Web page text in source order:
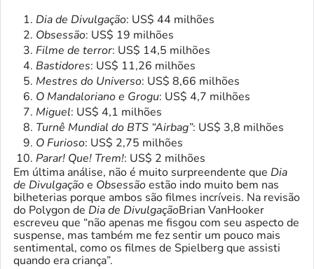
Dia de Divulgação: US$ 44 milhões
Obsessão: US$ 19 milhões
Filme de terror: US$ 14,5 milhões
Bastidores: US$ 11,26 milhões
Mestres do Universo: US$ 8,66 milhões
O Mandaloriano e Grogu: US$ 4,7 milhões
Miguel: US$ 4,1 milhões
Turnê Mundial do BTS “Airbag”: US$ 3,8 milhões
O Furioso: US$ 2,75 milhões
Parar! Que! Trem!: US$ 2 milhões
Em última análise, não é muito surpreendente que Dia
de Divulgaçãoe Obsessãoestão indo muito bem nas
bilheterias porque ambos são filmes incríveis. Na revisão
do Polygon de Dia de DivulgaçãoBrian VanHooker
escreveu que “não apenas me fisgou com seu aspecto de
suspense, mas também me fez sentir um pouco mais
sentimental, como os filmes de Spielberg que assisti
quando era criança”.